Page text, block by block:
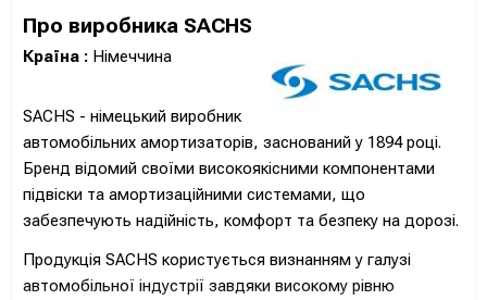
Про виробника SACHS
Країна : Німеччина
SACHS - німецький виробник
автомобільних амортизаторів, заснований у 1894 році.
Бренд відомий своїми високоякісними компонентами
підвіски та амортизаційними системами, що
забезпечують надійність, комфорт та безпеку на дорозі.
Продукція SACHS користується визнанням у галузі
автомобільної індустрії завдяки високому рівню